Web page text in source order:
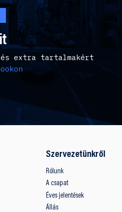
extra tartalmakért
Szervezetünkről
Rólunk
A csapat
Éves jelentések
Állás